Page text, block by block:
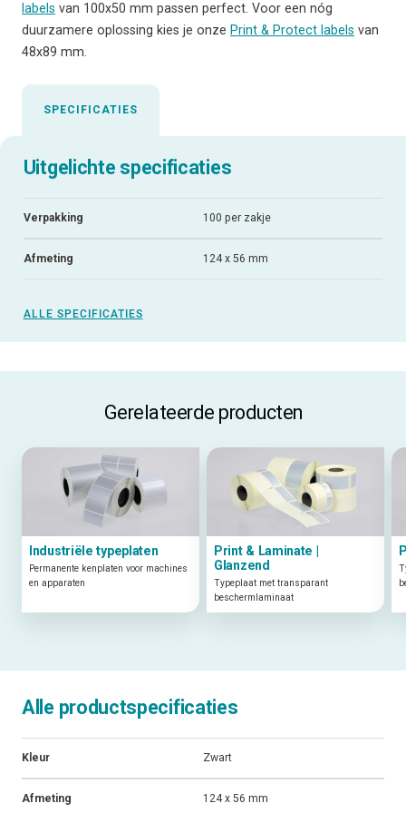
labels van 100x50 mm passen perfect. Voor een nóg
duurzamere oplossing kies je onze Print & Protect labels van
48x89 mm.
SPECIFICATIES
Uitgelichte specificaties
Verpakking 100 per zakje
Afmeting 124 x 56 mm
ALLE SPECIFICATIES
Gerelateerde producten
Industriële typeplaten
Permanente kenplaten voor machines
en apparaten
Print & Laminate |
Glanzend
Typeplaat met transparant
beschermlaminaat
Alle productspecificaties
Kleur Zwart
Afmeting 124 x 56 mm